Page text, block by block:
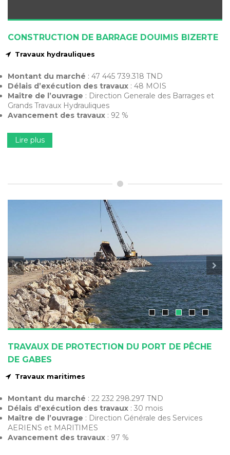
CONSTRUCTION DE BARRAGE DOUIMIS BIZERTE
Travaux hydrauliques
Montant du marché : 47 445 739.318 TND
Délais d’exécution des travaux : 48 MOIS
Maître de l’ouvrage : Direction Generale des Barrages et
Grands Travaux Hydrauliques
Avancement des travaux : 92 %
Lire plus
TRAVAUX DE PROTECTION DU PORT DE PÊCHE
DE GABES
Travaux maritimes
Montant du marché : 22 232 298.297 TND
Délais d’exécution des travaux : 30 mois
Maître de l’ouvrage : Direction Générale des Services
AERIENS et MARITIMES
Avancement des travaux : 97 %